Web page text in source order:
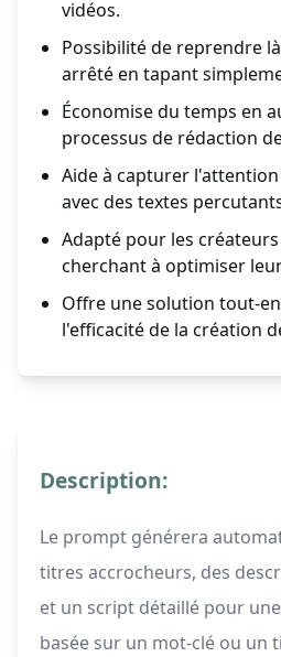
vidéos.
Possibilité de reprendre
arrêté en tapant
Économise du temps en
processus de rédaction
Aide à capturer
avec des textes
Adapté pour les
cherchant à optimiser
Offre une solution tout-
l'efficacité de la création
Description:
Le prompt générera
titres accrocheurs, des
et un script détaillé pour
basée sur un mot-clé ou un